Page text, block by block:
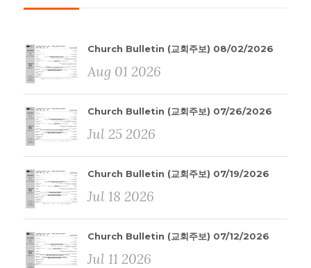
Church Bulletin (교회주보) 08/02/2026
Aug 01 2026
Church Bulletin (교회주보) 07/26/2026
Jul 25 2026
Church Bulletin (교회주보) 07/19/2026
Jul 18 2026
Church Bulletin (교회주보) 07/12/2026
Jul 11 2026